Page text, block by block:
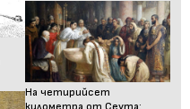
На четирийсет